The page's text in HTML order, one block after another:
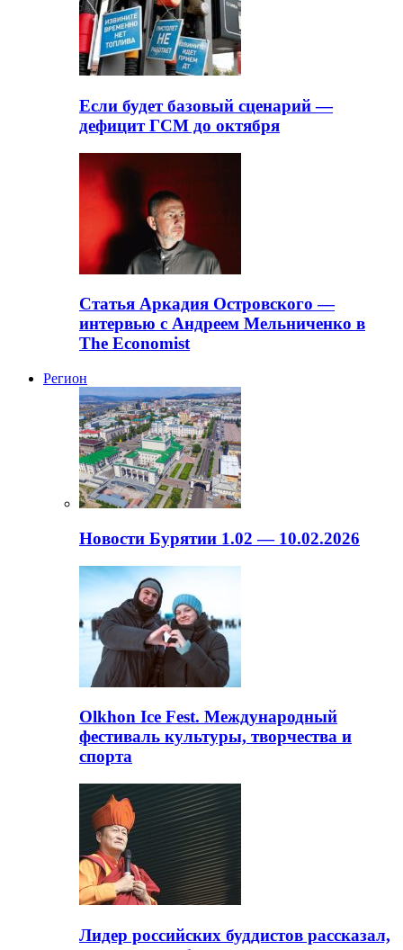
Если будет базовый сценарий —
дефицит ГСМ до октября
Статья Аркадия Островского —
интервью с Андреем Мельниченко в
The Economist
Регион
Новости Бурятии 1.02 — 10.02.2026
Olkhon Ice Fest. Международный
фестиваль культуры, творчества и
спорта
Лидер российских буддистов рассказал,